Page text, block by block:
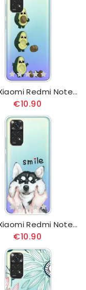
Θήκη Xiaomi Redmi Note 11 Pro 4G / 5G Η Ζωή Ενός Δικηγόρου
€10.90
Θήκη Xiaomi Redmi Note 11 Pro 4G / 5G Smile Dog
€10.90